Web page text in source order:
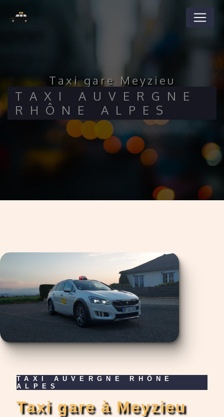
taxi gare Meyzieu
TAXI AUVERGNE
RHÔNE ALPES
TAXI AUVERGNE RHÔNE
ALPES
taxi gare à Meyzieu